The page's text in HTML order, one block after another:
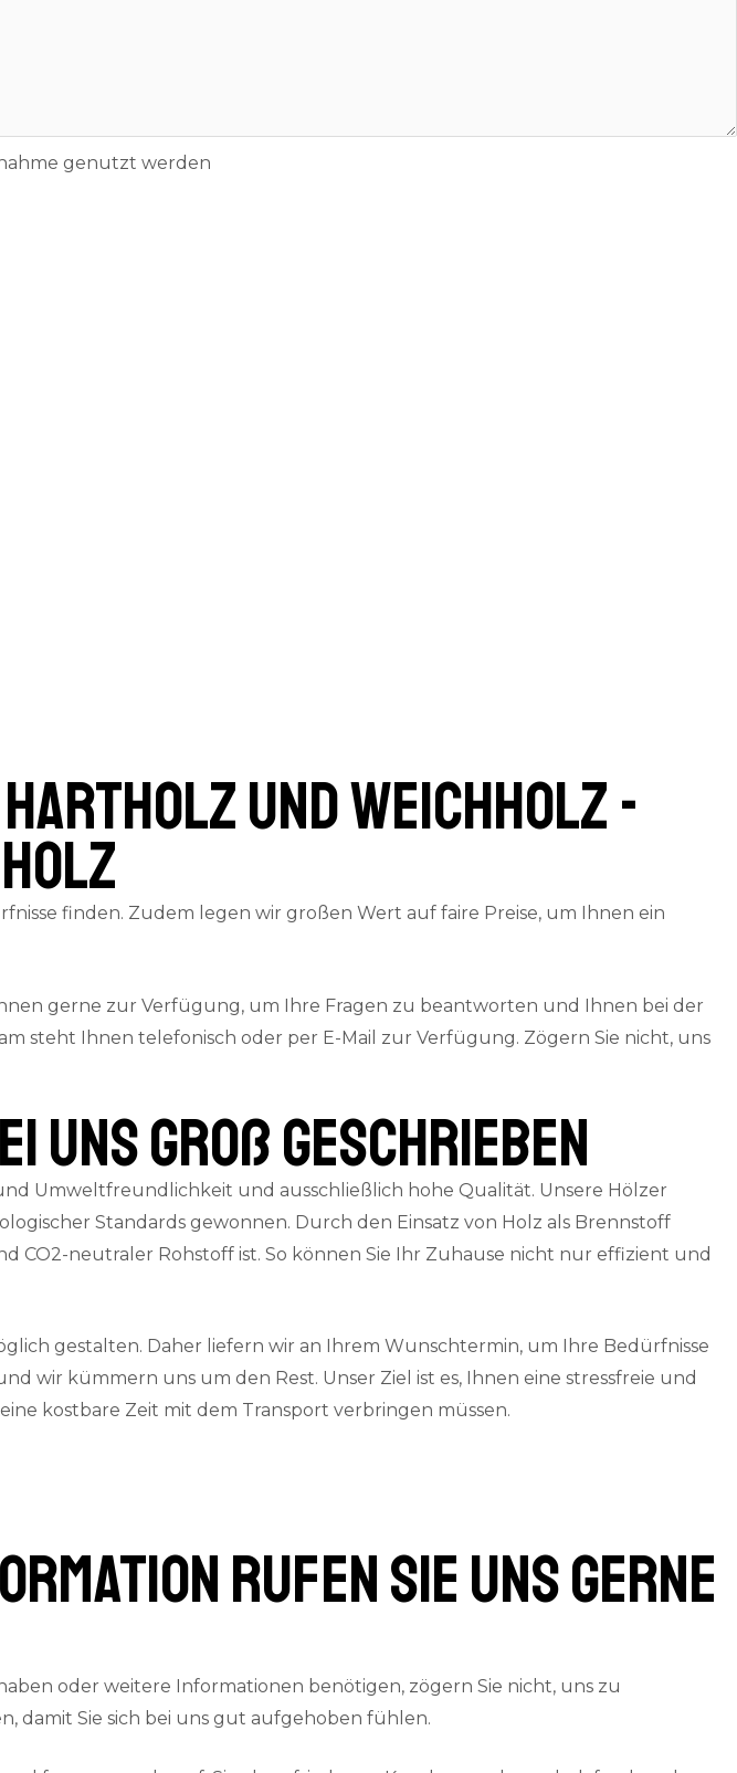
genutzt werden
und Weichholz -
finden. Zudem legen wir großen Wert auf faire Preise, um Ihnen ein
gerne zur Verfügung, um Ihre Fragen zu beantworten und Ihnen bei der
steht Ihnen telefonisch oder per E-Mail zur Verfügung. Zögern Sie nicht, uns
uns groß geschrieben
Umweltfreundlichkeit und ausschließlich hohe Qualität. Unsere Hölzer
Standards gewonnen. Durch den Einsatz von Holz als Brennstoff
CO2-neutraler Rohstoff ist. So können Sie Ihr Zuhause nicht nur effizient und
gestalten. Daher liefern wir an Ihrem Wunschtermin, um Ihre Bedürfnisse
wir kümmern uns um den Rest. Unser Ziel ist es, Ihnen eine stressfreie und
kostbare Zeit mit dem Transport verbringen müssen.
rufen Sie uns gerne
oder weitere Informationen benötigen, zögern Sie nicht, uns zu
damit Sie sich bei uns gut aufgehoben fühlen.